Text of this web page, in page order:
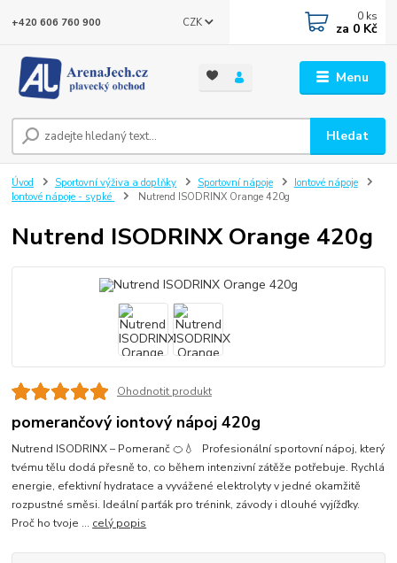
Menu
CZK
Hledat
+420 606 760 900 0 ks
za 0 Kč
Úvod Sportovní výživa a doplňky Sportovní nápoje
Iontové nápoje
Iontové nápoje - sypké
Nutrend ISODRINX Orange 420g
Nutrend ISODRINX Orange 420g
Ohodnotit produkt
pomerančový iontový nápoj 420g
Nutrend ISODRINX – Pomeranč 🍊💧 Profesionální sportovní nápoj, který
tvému tělu dodá přesně to, co během intenzivní zátěže potřebuje. Rychlá
energie, efektivní hydratace a vyvážené elektrolyty v jedné okamžitě
rozpustné směsi. Ideální parťák pro trénink, závody i dlouhé vyjížďky.
Proč ho tvoje ... celý popis